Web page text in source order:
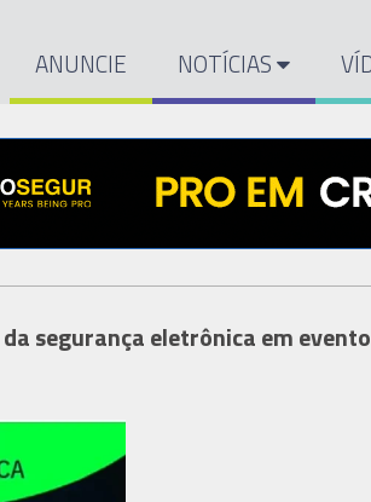
ANUNCIE NOTÍCIAS
segurança eletrônica em